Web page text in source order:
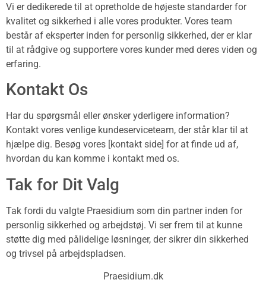
Vi er dedikerede til at opretholde de højeste standarder for
kvalitet og sikkerhed i alle vores produkter. Vores team
består af eksperter inden for personlig sikkerhed, der er klar
til at rådgive og supportere vores kunder med deres viden og
erfaring.
Kontakt Os
Har du spørgsmål eller ønsker yderligere information?
Kontakt vores venlige kundeserviceteam, der står klar til at
hjælpe dig. Besøg vores [kontakt side] for at finde ud af,
hvordan du kan komme i kontakt med os.
Tak for Dit Valg
Tak fordi du valgte Praesidium som din partner inden for
personlig sikkerhed og arbejdstøj. Vi ser frem til at kunne
støtte dig med pålidelige løsninger, der sikrer din sikkerhed
og trivsel på arbejdspladsen.
Praesidium.dk